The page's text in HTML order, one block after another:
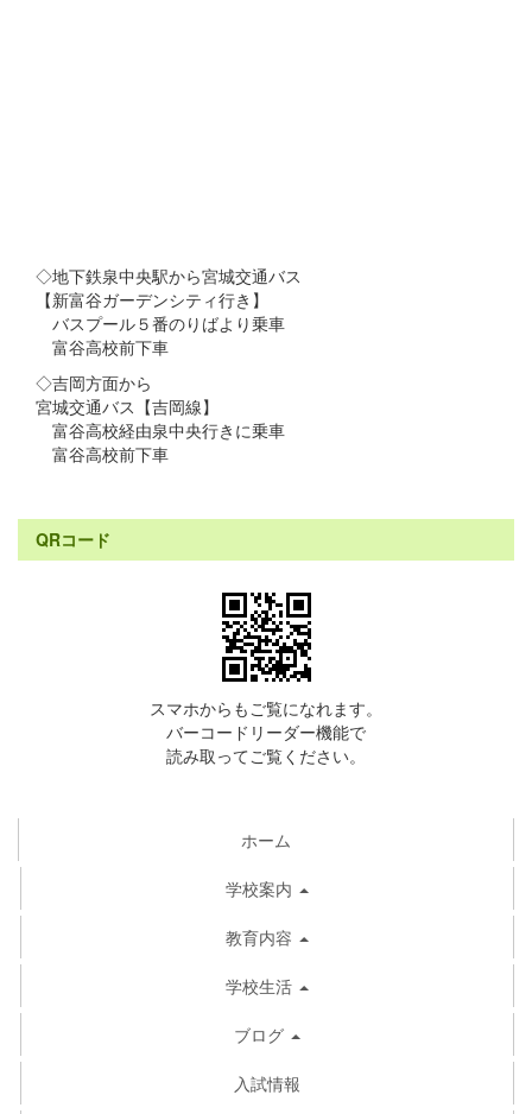
◇地下鉄泉中央駅から宮城交通バス
【新富谷ガーデンシティ行き】
バスプール５番のりばより乗車
富谷高校前下車
◇吉岡方面から
宮城交通バス【吉岡線】
富谷高校経由泉中央行きに乗車
富谷高校前下車
QRコード
スマホからもご覧になれます。
バーコードリーダー機能で
読み取ってご覧ください。
ホーム
学校案内
教育内容
学校生活
ブログ
入試情報